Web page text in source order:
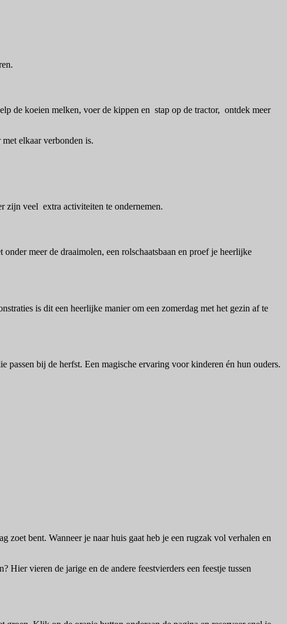
de koeien melken, voer de kippen en stap op de tractor, ontdek meer
elkaar verbonden is.
zijn veel extra activiteiten te ondernemen.
meer de draaimolen, een rolschaatsbaan en proef je heerlijke
is dit een heerlijke manier om een zomerdag met het gezin af te
bij de herfst. Een magische ervaring voor kinderen én hun ouders.
zoet bent. Wanneer je naar huis gaat heb je een rugzak vol verhalen en
vieren de jarige en de andere feestvierders een feestje tussen